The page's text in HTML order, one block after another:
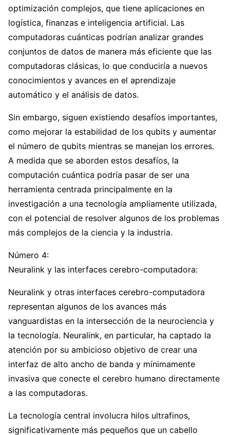
optimización complejos, que tiene aplicaciones en
logística, finanzas e inteligencia artificial. Las
computadoras cuánticas podrían analizar grandes
conjuntos de datos de manera más eficiente que las
computadoras clásicas, lo que conduciría a nuevos
conocimientos y avances en el aprendizaje
automático y el análisis de datos.
Sin embargo, siguen existiendo desafíos importantes,
como mejorar la estabilidad de los qubits y aumentar
el número de qubits mientras se manejan los errores.
A medida que se aborden estos desafíos, la
computación cuántica podría pasar de ser una
herramienta centrada principalmente en la
investigación a una tecnología ampliamente utilizada,
con el potencial de resolver algunos de los problemas
más complejos de la ciencia y la industria.
Número 4:
Neuralink y las interfaces cerebro-computadora:
Neuralink y otras interfaces cerebro-computadora
representan algunos de los avances más
vanguardistas en la intersección de la neurociencia y
la tecnología. Neuralink, en particular, ha captado la
atención por su ambicioso objetivo de crear una
interfaz de alto ancho de banda y mínimamente
invasiva que conecte el cerebro humano directamente
a las computadoras.
La tecnología central involucra hilos ultrafinos,
significativamente más pequeños que un cabello